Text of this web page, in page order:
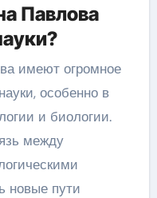
Павлова
имеют огромное
особенно в
и биологии.
между
новые пути